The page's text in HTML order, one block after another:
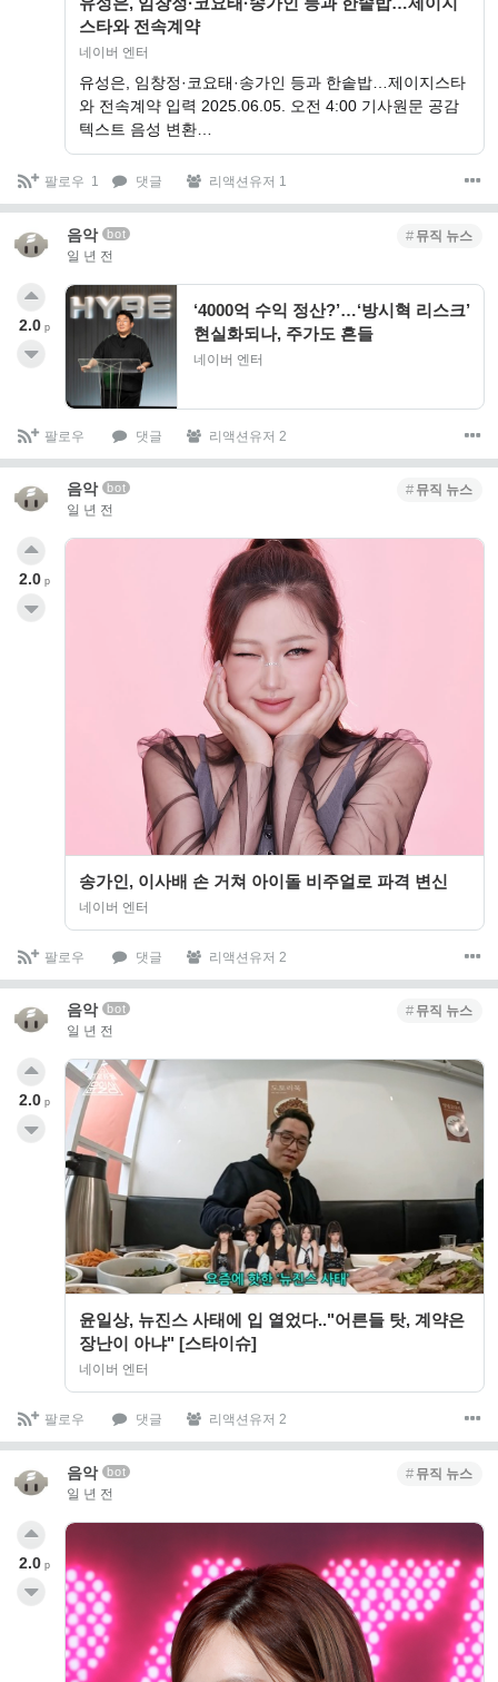
스타와 전속계약
네이버 엔터
유성은, 임창정·코요태·송가인 등과 한솥밥…제이지스타
와 전속계약 입력 2025.06.05. 오전 4:00 기사원문 공감
텍스트 음성 변환…
팔로우 1 댓글 리액션유저 1
음악 bot
일 년 전
뮤직 뉴스
‘4000억 수익 정산?’…‘방시혁 리스크’
현실화되나, 주가도 흔들
네이버 엔터
2.0 p
팔로우 댓글 리액션유저 2
음악 bot
일 년 전
뮤직 뉴스
송가인, 이사배 손 거쳐 아이돌 비주얼로 파격 변신
네이버 엔터
2.0 p
팔로우 댓글 리액션유저 2
음악 bot
일 년 전
뮤직 뉴스
윤일상, 뉴진스 사태에 입 열었다.."어른들 탓, 계약은
장난이 아냐" [스타이슈]
네이버 엔터
2.0 p
팔로우 댓글 리액션유저 2
음악 bot
일 년 전
뮤직 뉴스
2.0 p